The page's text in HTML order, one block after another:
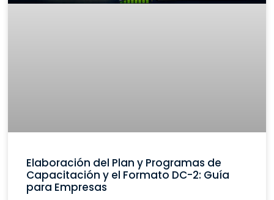
Elaboración del Plan y Programas de
Capacitación y el Formato DC-2: Guía
para Empresas